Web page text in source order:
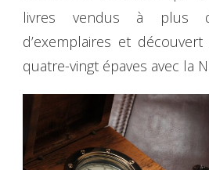
livres vendus à plus
d’exemplaires et
quatre-vingt épaves avec la